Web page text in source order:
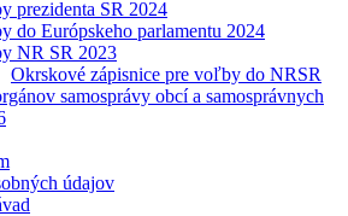
prezidenta SR 2024
do Európskeho parlamentu 2024
NR SR 2023
Okrskové zápisnice pre voľby do NRSR
samosprávy obcí a samosprávnych
údajov